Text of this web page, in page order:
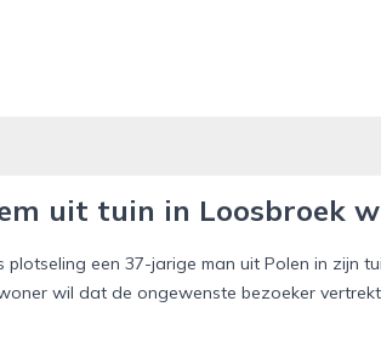
uit tuin in Loosbroek
een 37-jarige man uit Polen in zijn
wil dat de ongewenste bezoeker